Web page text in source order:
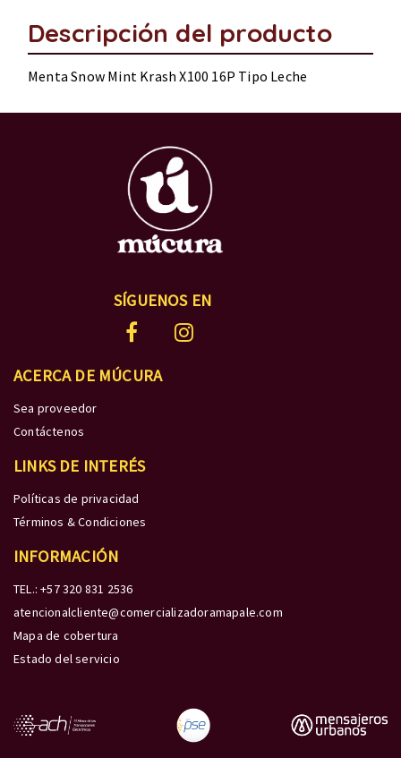
Descripción del producto
Menta Snow Mint Krash X100 16P Tipo Leche
SÍGUENOS EN
ACERCA DE MÚCURA
Sea proveedor
Contáctenos
LINKS DE INTERÉS
Políticas de privacidad
Términos & Condiciones
INFORMACIÓN
TEL.: +57 320 831 2536
atencionalcliente@comercializadoramapale.com
Mapa de cobertura
Estado del servicio